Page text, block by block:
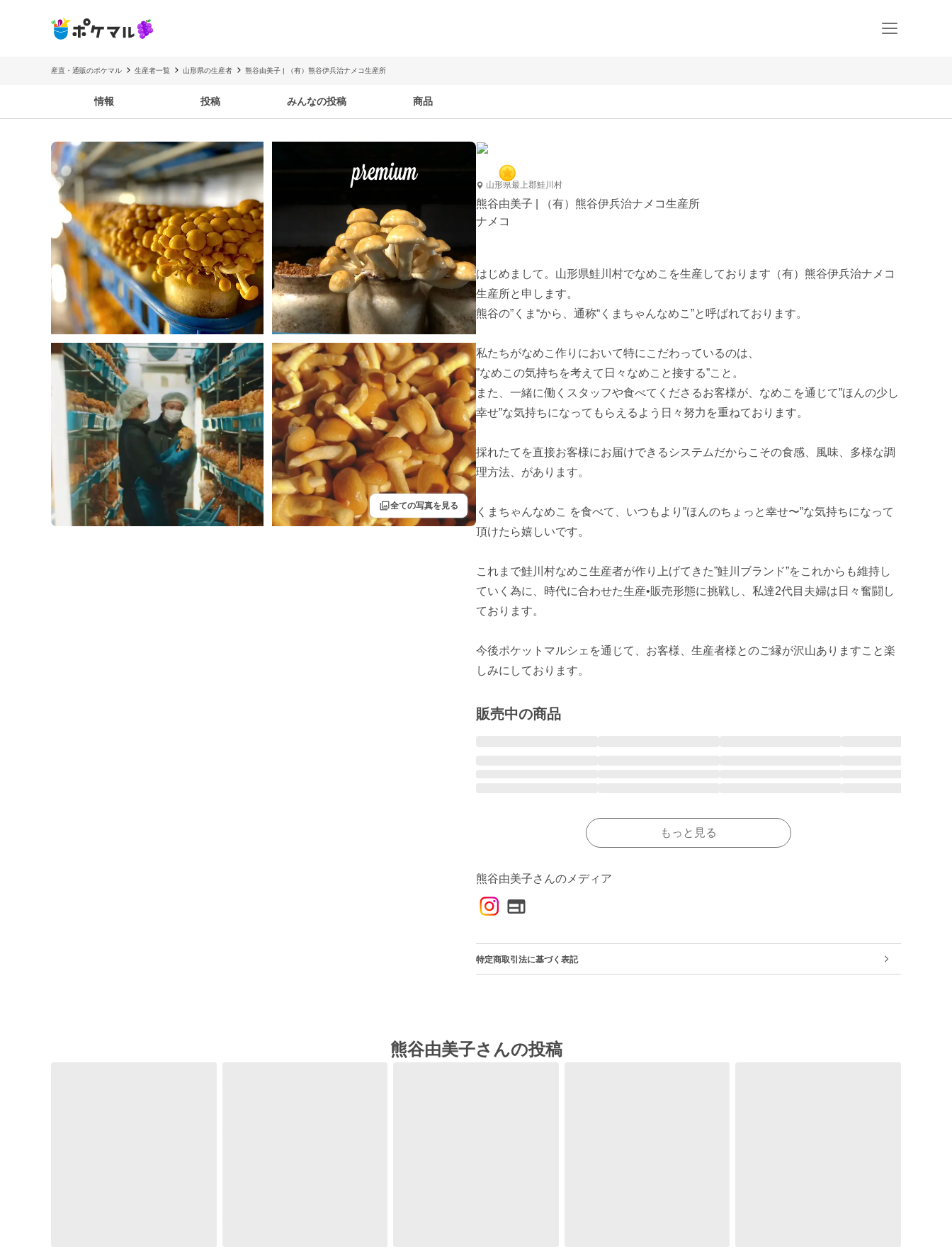
産直・通販のポケマル 生産者一覧 山形県の生産者 熊谷由美子 | （有）熊谷伊兵治ナメコ生産所
情報 投稿 みんなの投稿 商品
filter全ての写真を見る
山形県最上郡鮭川村
熊谷由美子 | （有）熊谷伊兵治ナメコ生産所
ナメコ
はじめまして。山形県鮭川村でなめこを生産しております（有）熊谷伊兵治ナメコ
生産所と申します。
熊谷の”くま“から、通称“くまちゃんなめこ”と呼ばれております。
私たちがなめこ作りにおいて特にこだわっているのは、
”なめこの気持ちを考えて日々なめこと接する”こと。
また、一緒に働くスタッフや食べてくださるお客様が、なめこを通じて”ほんの少し
幸せ”な気持ちになってもらえるよう日々努力を重ねております。
採れたてを直接お客様にお届けできるシステムだからこその食感、風味、多様な調
理方法、があります。
くまちゃんなめこ を食べて、いつもより”ほんのちょっと幸せ〜”な気持ちになって
頂けたら嬉しいです。
これまで鮭川村なめこ生産者が作り上げてきた”鮭川ブランド”をこれからも維持し
ていく為に、時代に合わせた生産•販売形態に挑戦し、私達2代目夫婦は日々奮闘し
ております。
今後ポケットマルシェを通じて、お客様、生産者様とのご縁が沢山ありますこと楽
しみにしております。
販売中の商品
もっと見る
熊谷由美子さんのメディア
特定商取引法に基づく表記
熊谷由美子さんの投稿